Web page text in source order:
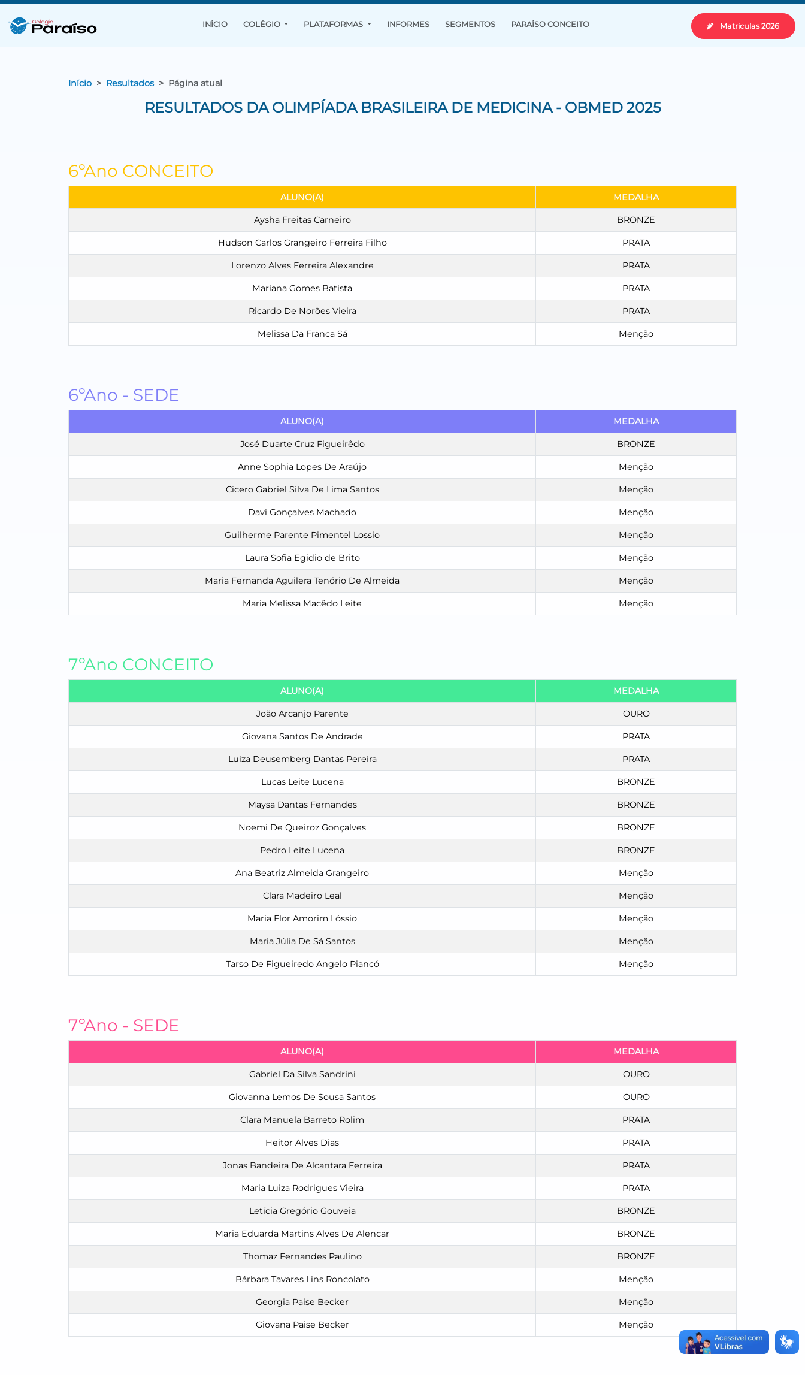
INÍCIO COLÉGIO PLATAFORMAS INFORMES SEGMENTOS PARAÍSO CONCEITO Matriculas 2026
Início Resultados Página atual
RESULTADOS DA OLIMPÍADA BRASILEIRA DE MEDICINA - OBMED 2025
6ºAno CONCEITO
ALUNO(A) MEDALHA
Aysha Freitas Carneiro BRONZE
Hudson Carlos Grangeiro Ferreira Filho PRATA
Lorenzo Alves Ferreira Alexandre PRATA
Mariana Gomes Batista PRATA
Ricardo De Norões Vieira PRATA
Melissa Da Franca Sá Menção
6ºAno - SEDE
ALUNO(A) MEDALHA
José Duarte Cruz Figueirêdo BRONZE
Anne Sophia Lopes De Araújo Menção
Cicero Gabriel Silva De Lima Santos Menção
Davi Gonçalves Machado Menção
Guilherme Parente Pimentel Lossio Menção
Laura Sofia Egidio de Brito Menção
Maria Fernanda Aguilera Tenório De Almeida Menção
Maria Melissa Macêdo Leite Menção
7ºAno CONCEITO
ALUNO(A) MEDALHA
João Arcanjo Parente OURO
Giovana Santos De Andrade PRATA
Luiza Deusemberg Dantas Pereira PRATA
Lucas Leite Lucena BRONZE
Maysa Dantas Fernandes BRONZE
Noemi De Queiroz Gonçalves BRONZE
Pedro Leite Lucena BRONZE
Ana Beatriz Almeida Grangeiro Menção
Clara Madeiro Leal Menção
Maria Flor Amorim Lóssio Menção
Maria Júlia De Sá Santos Menção
Tarso De Figueiredo Angelo Piancó Menção
7ºAno - SEDE
ALUNO(A) MEDALHA
Gabriel Da Silva Sandrini OURO
Giovanna Lemos De Sousa Santos OURO
Clara Manuela Barreto Rolim PRATA
Heitor Alves Dias PRATA
Jonas Bandeira De Alcantara Ferreira PRATA
Maria Luiza Rodrigues Vieira PRATA
Letícia Gregório Gouveia BRONZE
Maria Eduarda Martins Alves De Alencar BRONZE
Thomaz Fernandes Paulino BRONZE
Bárbara Tavares Lins Roncolato Menção
Georgia Paise Becker Menção
Giovana Paise Becker Menção